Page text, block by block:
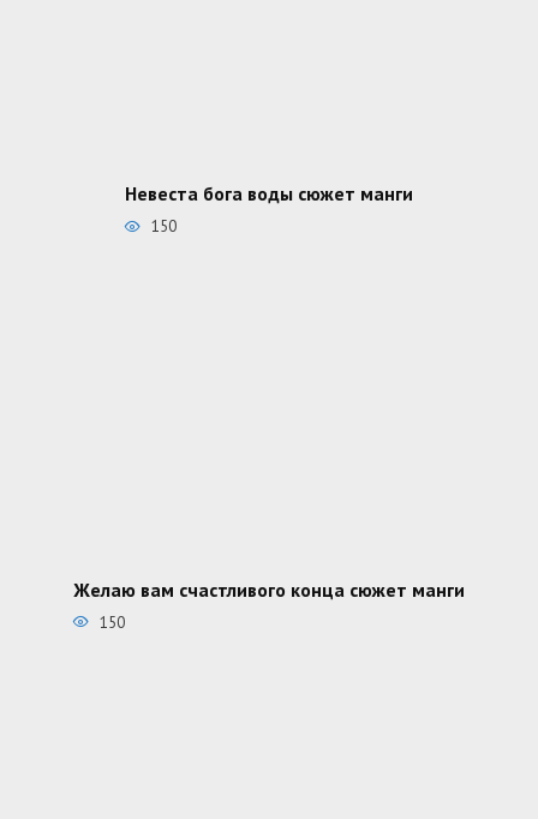
Невеста бога воды сюжет манги
150
Желаю вам счастливого конца сюжет манги
150